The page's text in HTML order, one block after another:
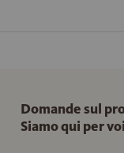
Domande sul
Siamo qui per